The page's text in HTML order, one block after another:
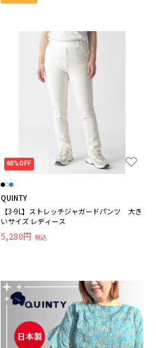
60%OFF
QUINTY
【3-9L】ストレッチジャガードパンツ 大き
いサイズ レディース
5,280円 税込